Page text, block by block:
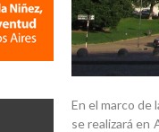
En el marco de
se realizará en